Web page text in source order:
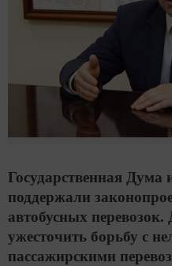
Государственная Дума
поддержали
автобусных
ужесточить борьбу с
пассажирскими